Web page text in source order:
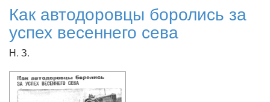
Как автодоровцы боролись за
успех весеннего сева
Н. З.